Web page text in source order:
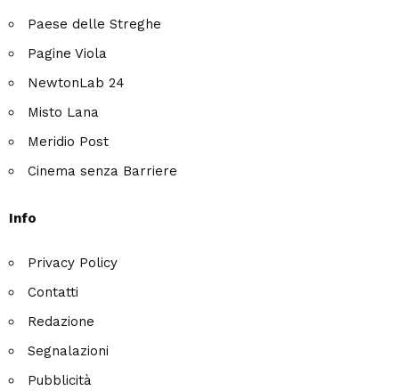
Paese delle Streghe
Pagine Viola
NewtonLab 24
Misto Lana
Meridio Post
Cinema senza Barriere
Info
Privacy Policy
Contatti
Redazione
Segnalazioni
Pubblicità